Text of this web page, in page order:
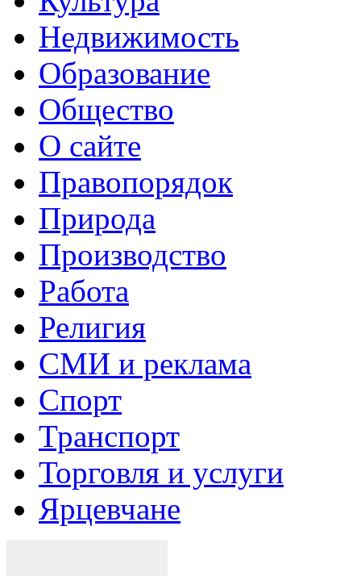
Недвижимость
Образование
Общество
О сайте
Правопорядок
Природа
Производство
Работа
Религия
СМИ и реклама
Спорт
Транспорт
Торговля и услуги
Ярцевчане